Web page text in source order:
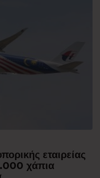
εταιρείας
χάπια